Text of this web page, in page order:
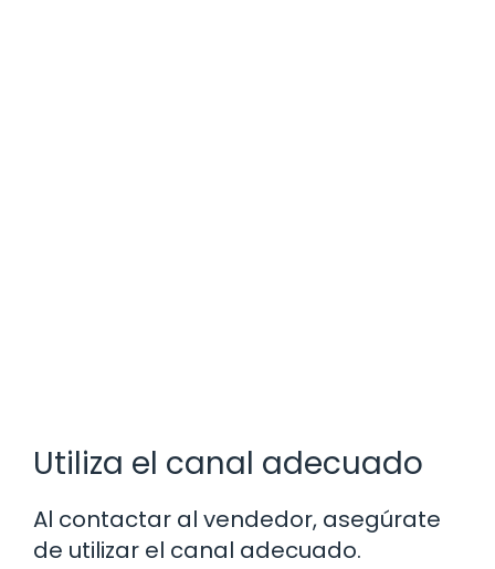
Utiliza el canal adecuado
Al contactar al vendedor, asegúrate
de utilizar el canal adecuado.